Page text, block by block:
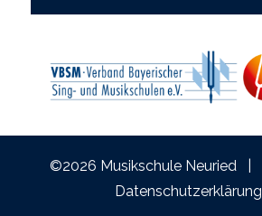
©2026 Musikschule Neuried |
Datenschutzerklärung